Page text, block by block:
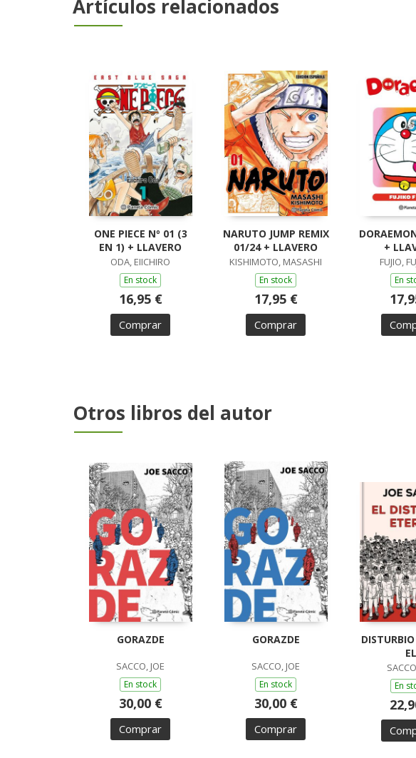
Artículos relacionados
ONE PIECE Nº 01 (3
EN 1) + LLAVERO
ODA, EIICHIRO
En stock
16,95 €
Comprar
NARUTO JUMP REMIX
01/24 + LLAVERO
KISHIMOTO, MASASHI
En stock
17,95 €
Comprar
+
FUJIO,
En
Otros libros del autor
GORAZDE
SACCO, JOE
En stock
30,00 €
Comprar
GORAZDE
SACCO, JOE
En stock
30,00 €
Comprar
EL
En